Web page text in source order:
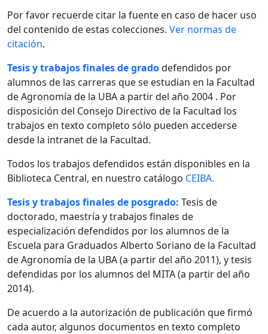
Por favor recuerde citar la fuente en caso de hacer uso
del contenido de estas colecciones. Ver normas de
citación.
Tesis y trabajos finales de gradodefendidos por
alumnos de las carreras que se estudian en la Facultad
de Agronomía de la UBA a partir del año 2004 . Por
disposición del Consejo Directivo de la Facultad los
trabajos en texto completo sólo pueden accederse
desde la intranet de la Facultad.
Todos los trabajos defendidos están disponibles en la
Biblioteca Central, en nuestro catálogo CEIBA.
Tesis y trabajos finales de posgrado: Tesis de
doctorado, maestría y trabajos finales de
especialización defendidos por los alumnos de la
Escuela para Graduados Alberto Soriano de la Facultad
de Agronomía de la UBA (a partir del año 2011), y tesis
defendidas por los alumnos del MITA (a partir del año
2014).
De acuerdo a la autorización de publicación que firmó
cada autor, algunos documentos en texto completo